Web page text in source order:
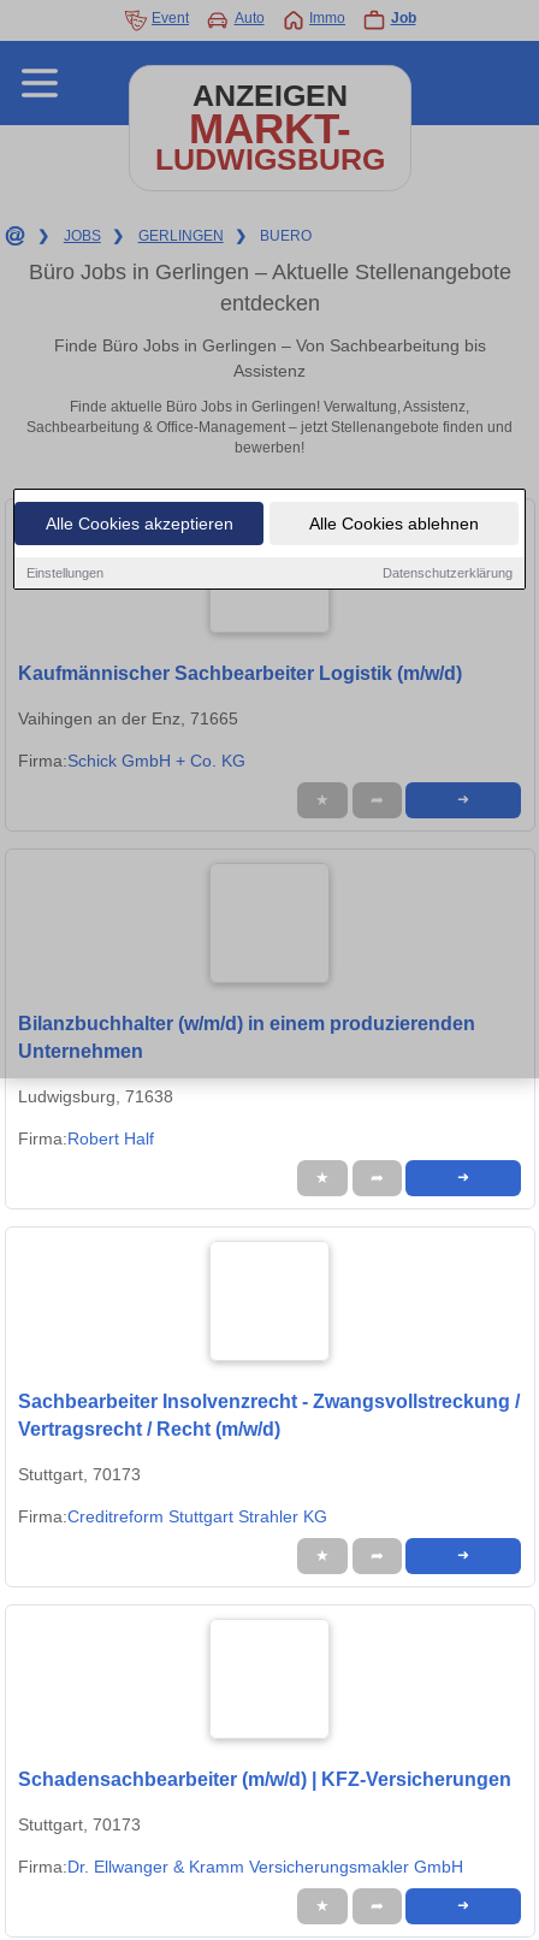
Alle Cookies akzeptieren Alle Cookies ablehnen
Einstellungen Datenschutzerklärung
Event Auto Immo Job
ANZEIGEN
MARKT-
LUDWIGSBURG
❯ JOBS ❯ GERLINGEN ❯ BUERO
Büro Jobs in Gerlingen – Aktuelle Stellenangebote
entdecken
Finde Büro Jobs in Gerlingen – Von Sachbearbeitung bis
Assistenz
Finde aktuelle Büro Jobs in Gerlingen! Verwaltung, Assistenz,
Sachbearbeitung & Office-Management – jetzt Stellenangebote finden und
bewerben!
Kaufmännischer Sachbearbeiter Logistik (m/w/d)
Vaihingen an der Enz, 71665
Firma:Schick GmbH + Co. KG
★ ➦ ➜
Bilanzbuchhalter (w/m/d) in einem produzierenden
Unternehmen
Ludwigsburg, 71638
Firma:Robert Half
★ ➦ ➜
Sachbearbeiter Insolvenzrecht - Zwangsvollstreckung /
Vertragsrecht / Recht (m/w/d)
Stuttgart, 70173
Firma:Creditreform Stuttgart Strahler KG
★ ➦ ➜
Schadensachbearbeiter (m/w/d) | KFZ-Versicherungen
Stuttgart, 70173
Firma:Dr. Ellwanger & Kramm Versicherungsmakler GmbH
★ ➦ ➜